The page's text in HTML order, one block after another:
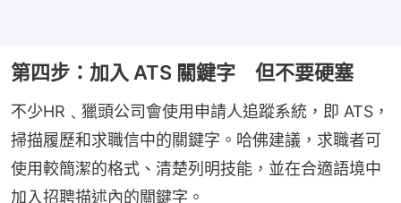
第四步：加入 ATS 關鍵字 但不要硬塞
不少HR﹑獵頭公司會使用申請人追蹤系統，即 ATS，
掃描履歷和求職信中的關鍵字。哈佛建議，求職者可
使用較簡潔的格式、清楚列明技能，並在合適語境中
加入招聘描述內的關鍵字。